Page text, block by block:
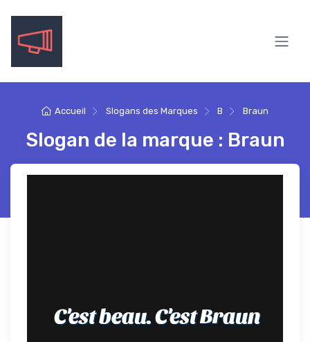
Accueil Slogans des Marques B Braun
Slogan de la marque : Braun
C'est beau. C'est Braun